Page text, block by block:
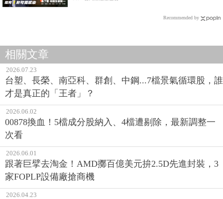
Recommended by
相關文章
2026.07.23
台塑、長榮、南亞科、群創、中鋼...7檔景氣循環股，誰
才是真正的「王者」？
2026.06.02
00878換血！5檔成分股納入、4檔遭剔除，最新調整一
次看
2026.06.01
跟著巨擘去淘金！AMD擲百億美元拚2.5D先進封裝，3
家FOPLP設備廠搶商機
2026.04.23